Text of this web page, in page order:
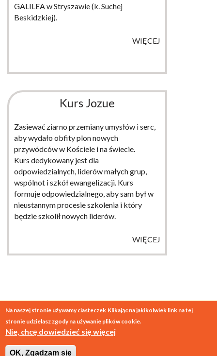
GALILEA w Stryszawie (k. Suchej
Beskidzkiej).
WIĘCEJ
Kurs Jozue
Zasiewać ziarno przemiany umysłów i serc,
aby wydało obfity plon nowych
przywódców w Kościele i na świecie.
Kurs dedykowany jest dla
odpowiedzialnych, liderów małych grup,
wspólnot i szkół ewangelizacji. Kurs
formuje odpowiedzialnego, aby sam był w
nieustannym procesie szkolenia i który
będzie szkolił nowych liderów.
WIĘCEJ
© 2026SESA Polska
Na naszej stronie używamy ciasteczek Klikając na jakikolwiek link na tej
stronie udzielasz zgody na używanie plików cookie.
Nie, chcę dowiedzieć się więcej
OK, Zgadzam się